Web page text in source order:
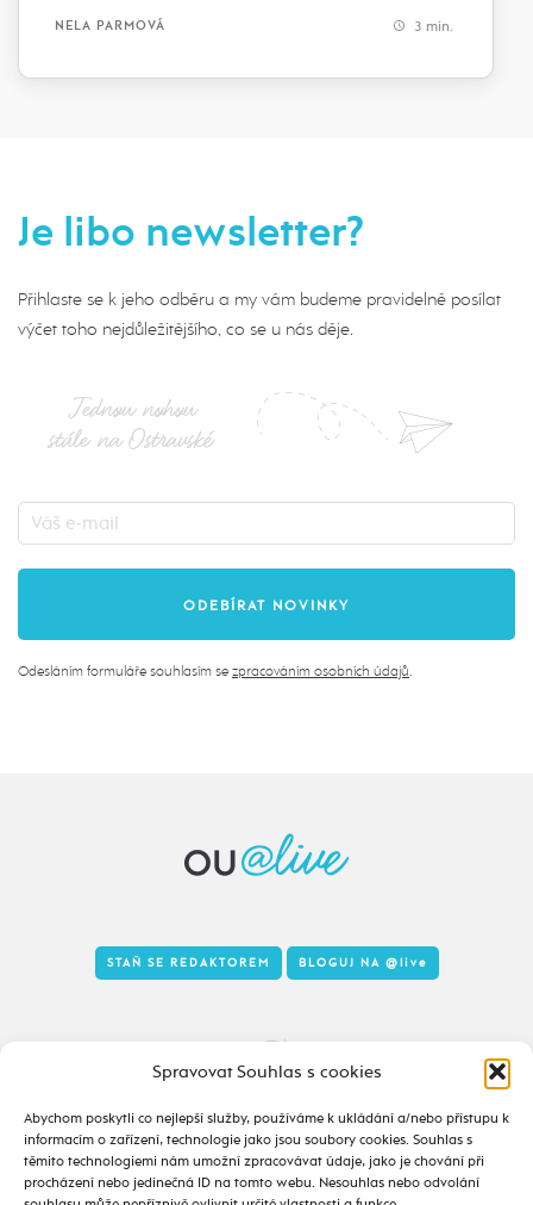
Spravovat Souhlas s cookies
Abychom poskytli co nejlepší služby, používáme k ukládání a/nebo přístupu k
informacím o zařízení, technologie jako jsou soubory cookies. Souhlas s
těmito technologiemi nám umožní zpracovávat údaje, jako je chování při
procházení nebo jedinečná ID na tomto webu. Nesouhlas nebo odvolání
NELA PARMOVÁ 3 min.
Je libo newsletter?
Přihlaste se k jeho odběru a my vám budeme pravidelně posílat
výčet toho nejdůležitějšího, co se u nás děje.
Jednou nohou
stále na Ostravské
Odesláním formuláře souhlasím se zpracováním osobních údajů
Tady to taky žije
STAŇ SE REDAKTOREM BLOGUJ NA @live